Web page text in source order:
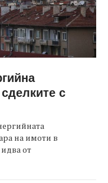
с
на имоти в
от